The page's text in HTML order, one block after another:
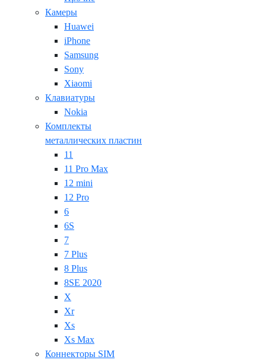
Камеры
Huawei
iPhone
Samsung
Sony
Xiaomi
Клавиатуры
Nokia
Комплекты
металлических пластин
11
11 Pro Max
12 mini
12 Pro
6
6S
7
7 Plus
8 Plus
8SE 2020
X
Xr
Xs
Xs Max
Коннекторы SIM